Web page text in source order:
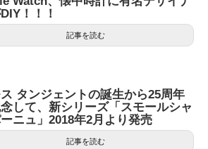
！！！
記事を読む
ス タンジェントの誕生から25周年
して、新シリーズ「スモールシャ
ニュ」2018年2月より発売
記事を読む